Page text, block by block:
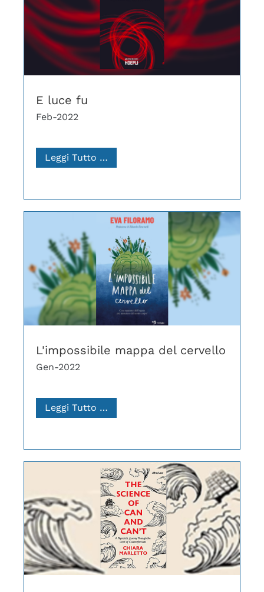
E luce fu
Feb-2022
Leggi Tutto …
L'impossibile mappa del cervello
Gen-2022
Leggi Tutto …